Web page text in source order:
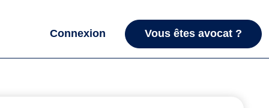
Connexion Vous êtes avocat ?